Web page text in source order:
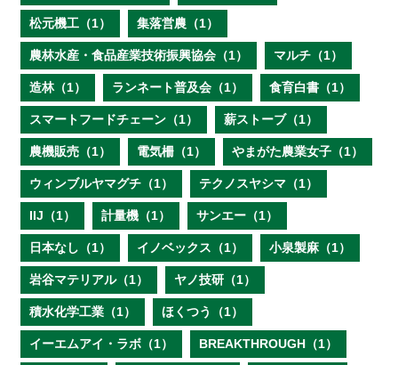
松元機工（1） 集落営農（1）
農林水産・食品産業技術振興協会（1） マルチ（1）
造林（1） ランネート普及会（1） 食育白書（1）
スマートフードチェーン（1） 薪ストーブ（1）
農機販売（1） 電気柵（1） やまがた農業女子（1）
ウィンブルヤマグチ（1） テクノスヤシマ（1）
IIJ（1） 計量機（1） サンエー（1）
日本なし（1） イノベックス（1） 小泉製麻（1）
岩谷マテリアル（1） ヤノ技研（1）
積水化学工業（1） ほくつう（1）
イーエムアイ・ラボ（1） BREAKTHROUGH（1）